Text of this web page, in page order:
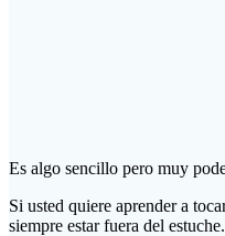
Es algo sencillo pero muy
Si usted quiere aprender a
siempre estar fuera del estuche.